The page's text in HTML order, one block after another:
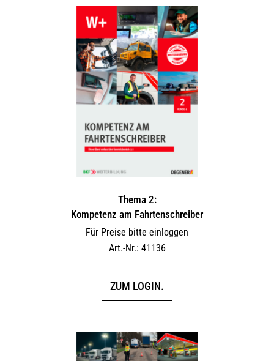
Thema 2:
Kompetenz am Fahrtenschreiber
Für Preise bitte einloggen
Art.-Nr.: 41136
ZUM LOGIN.